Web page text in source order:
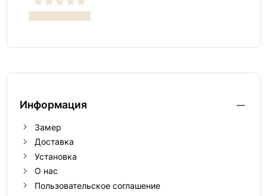
Информация
Замер
Доставка
Установка
О нас
Пользовательское соглашение